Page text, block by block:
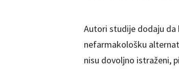
Autori studije dodaju da
nefarmakološku
nisu dovoljno istraženi,